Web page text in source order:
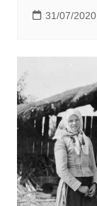
31/07/2020